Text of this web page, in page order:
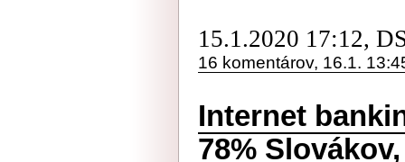
15.1.2020 17:12,
16 komentárov, 16.1.
Internet
78%